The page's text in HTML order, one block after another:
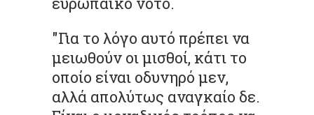
"Για το λόγο αυτό πρέπει να
μειωθούν οι μισθοί, κάτι το
οποίο είναι οδυνηρό μεν,
αλλά απολύτως αναγκαίο δε.